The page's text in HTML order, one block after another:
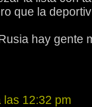
que la
hay gente
las 12:32 pm